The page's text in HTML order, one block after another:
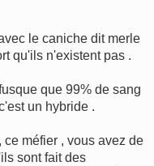
le caniche dit merle
qu'ils n'existent pas .
que 99% de sang
un hybride .
ce méfier , vous avez de
sont fait des